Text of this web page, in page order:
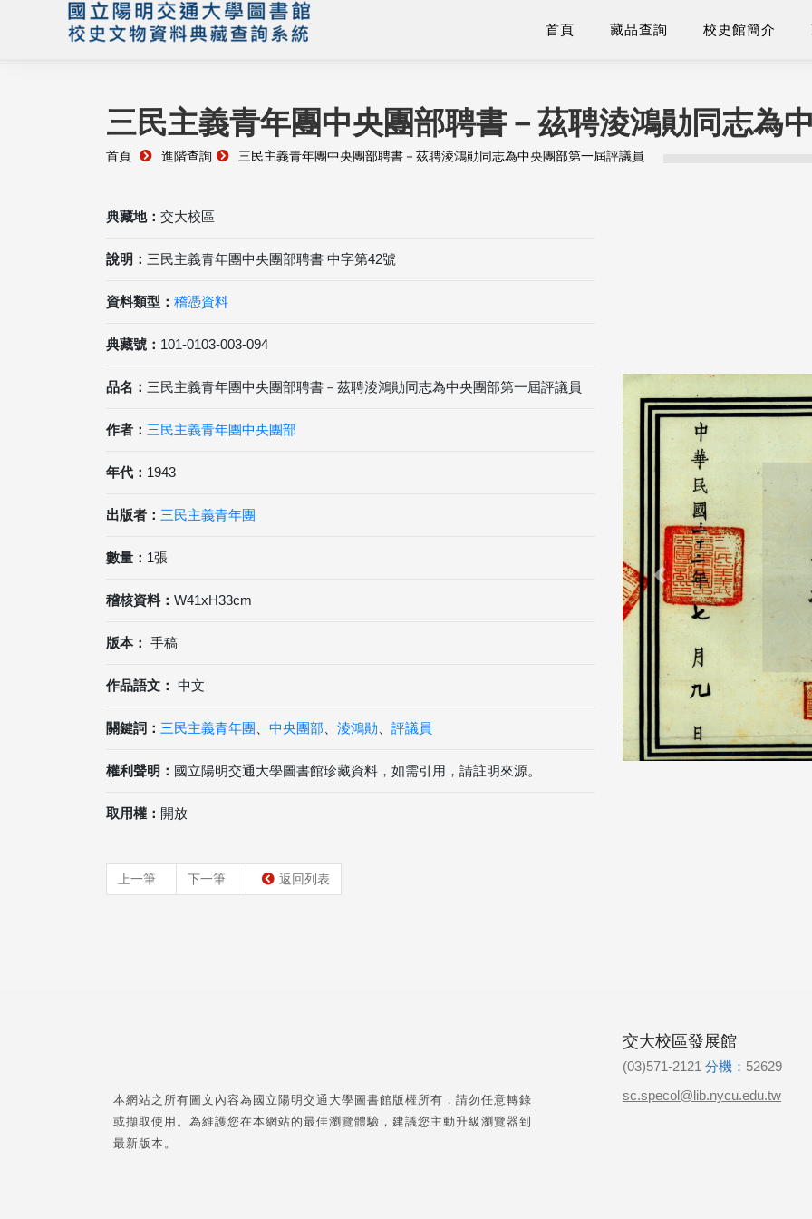
首頁 藏品查詢 校史館簡介
三民主義青年團中央團部聘書－茲聘淩鴻勛同志為
首頁 進階查詢 三民主義青年團中央團部聘書－茲聘淩鴻勛同志為中央團部第一屆評議員
典藏地： 交大校區
說明： 三民主義青年團中央團部聘書 中字第42號
資料類型： 稽憑資料
典藏號： 101-0103-003-094
品名： 三民主義青年團中央團部聘書－茲聘淩鴻勛同志為中央團部第一屆評議員
作者： 三民主義青年團中央團部
年代： 1943
出版者： 三民主義青年團
數量： 1張
稽核資料： W41xH33cm
版本： 手稿
作品語文： 中文
關鍵詞： 三民主義青年團 中央團部 淩鴻勛 評議員
權利聲明： 國立陽明交通大學圖書館珍藏資料，如需引用，請註明來源。
取用權： 開放
上一筆 下一筆 返回列表
Previous
本網站之所有圖文內容為國立陽明交通大學圖書館版權所有，請勿任意轉錄
或擷取使用。為維護您在本網站的最佳瀏覽體驗，建議您主動升級瀏覽器到
最新版本。
交大校區發展館
(03)571-2121 分機： 52629
sc.specol@lib.nycu.edu.tw